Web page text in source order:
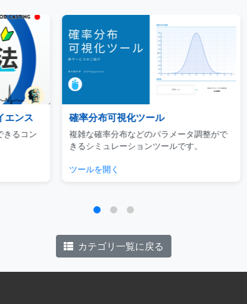
確率分布可視化ツール
複雑な確率分布などのパラメータ調整がで
きるシミュレーションツールです。
ツールを開く
ビジ
カテゴリ一覧に戻る